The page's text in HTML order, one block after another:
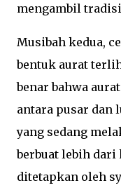
mengambil
Musibah kedua,
bentuk aurat
benar bahwa
antara pusar dan
yang sedang
berbuat lebih dari
ditetapkan oleh